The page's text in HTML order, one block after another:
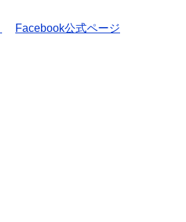
Facebook公式ページ